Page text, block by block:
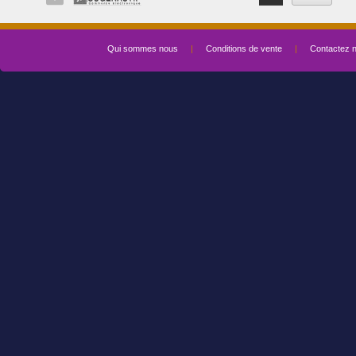
Qui sommes nous | Conditions de vente | Contactez